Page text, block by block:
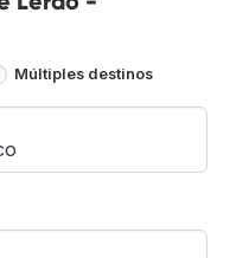
Múltiples destinos